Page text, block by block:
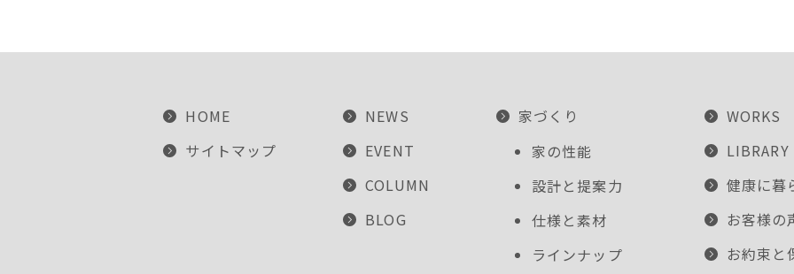
HOME
サイトマップ
NEWS
EVENT
COLUMN
BLOG
家づくり
家の性能
設計と提案力
仕様と素材
ラインナップ
WORKS
LIBRARY
健康に暮
お客様の
お約束と